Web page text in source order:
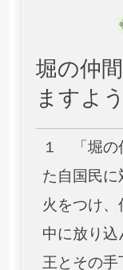
堀の仲
ますよう
１ 「堀の
た自国民
火をつけ
中に放り